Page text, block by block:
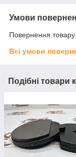
Умови
Повернення
Всі умови
Подібні товари